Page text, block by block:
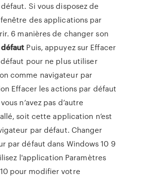
Si vous disposez de
fenêtre des applications par
6 manières de changer son
Puis, appuyez sur Effacer
pour ne plus utiliser
comme navigateur par
Effacer les actions par défaut
n’avez pas d’autre
soit cette application n’est
par défaut. Changer
par défaut dans Windows 10 9
l'application Paramètres
pour modifier votre